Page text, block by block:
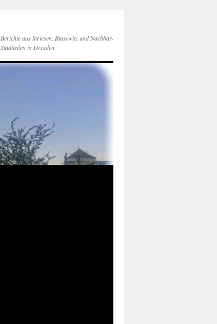
Berichte aus Striesen, Blasewitz und Nachbar-
Stadtteilen in Dresden